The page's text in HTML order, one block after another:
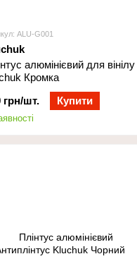
ALU-G001
алюмінієвий для вінілу
Кромка
грн/шт.
Купити